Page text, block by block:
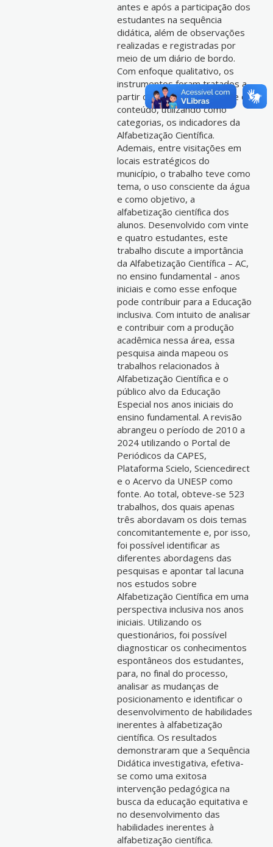
antes e após a participação dos
estudantes na sequência
didática, além de observações
realizadas e registradas por
meio de um diário de bordo.
Com enfoque qualitativo, os
instrumentos foram tratados a
partir das técnicas de análise de
conteúdo, utilizando como
categorias, os indicadores da
Alfabetização Científica.
Ademais, entre visitações em
locais estratégicos do
município, o trabalho teve como
tema, o uso consciente da água
e como objetivo, a
alfabetização científica dos
alunos. Desenvolvido com vinte
e quatro estudantes, este
trabalho discute a importância
da Alfabetização Científica – AC,
no ensino fundamental - anos
iniciais e como esse enfoque
pode contribuir para a Educação
inclusiva. Com intuito de analisar
e contribuir com a produção
acadêmica nessa área, essa
pesquisa ainda mapeou os
trabalhos relacionados à
Alfabetização Científica e o
público alvo da Educação
Especial nos anos iniciais do
ensino fundamental. A revisão
abrangeu o período de 2010 a
2024 utilizando o Portal de
Periódicos da CAPES,
Plataforma Scielo, Sciencedirect
e o Acervo da UNESP como
fonte. Ao total, obteve-se 523
trabalhos, dos quais apenas
três abordavam os dois temas
concomitantemente e, por isso,
foi possível identificar as
diferentes abordagens das
pesquisas e apontar tal lacuna
nos estudos sobre
Alfabetização Científica em uma
perspectiva inclusiva nos anos
iniciais. Utilizando os
questionários, foi possível
diagnosticar os conhecimentos
espontâneos dos estudantes,
para, no final do processo,
analisar as mudanças de
posicionamento e identificar o
desenvolvimento de habilidades
inerentes à alfabetização
científica. Os resultados
demonstraram que a Sequência
Didática investigativa, efetiva-
se como uma exitosa
intervenção pedagógica na
busca da educação equitativa e
no desenvolvimento das
habilidades inerentes à
alfabetização científica.